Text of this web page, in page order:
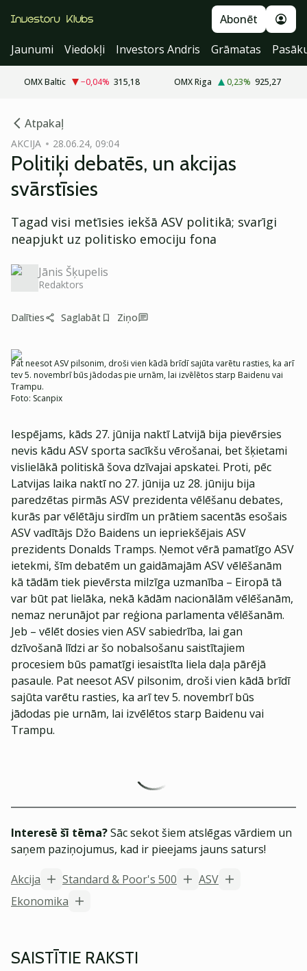
Abonēt
Jaunumi
Viedokļi Investors Andris Grāmatas
OMX Baltic −0,04% 315,18 OMX Riga 0,23% 925,27
Atpakaļ
AKCIJA 28.06.24, 09:04
Politiķi debatēs, un akcijas
svārstīsies
Tagad visi metīsies iekšā ASV politikā; svarīgi
neapjukt uz politisko emociju fona
Jānis Šķupelis
Redaktors
Dalīties Saglabāt Ziņo
Pat neesot ASV pilsonim, droši vien kādā brīdī sajūta varētu rasties, ka arī
tev 5. novembrī būs jādodas pie urnām, lai izvēlētos starp Baidenu vai
Trampu.
Foto: Scanpix
Iespējams, kāds 27. jūnija naktī Latvijā bija pievērsies
nevis kādu ASV sporta sacīkšu vērošanai, bet šķietami
vislielākā politiskā šova dzīvajai apskatei. Proti, pēc
Latvijas laika naktī no 27. jūnija uz 28. jūniju bija
paredzētas pirmās ASV prezidenta vēlēšanu debates,
kurās par vēlētāju sirdīm un prātiem sacentās esošais
ASV vadītājs Džo Baidens un iepriekšējais ASV
prezidents Donalds Tramps. Ņemot vērā pamatīgo ASV
ietekmi, šīm debatēm un gaidāmajām ASV vēlēšanām
kā tādām tiek pievērsta milzīga uzmanība – Eiropā tā
var būt pat lielāka, nekā kādām nacionālām vēlēšanām,
nemaz nerunājot par reģiona parlamenta vēlēšanām.
Jeb – vēlēt dosies vien ASV sabiedrība, lai gan
dzīvošanā līdzi ar šo nobalsošanu saistītajiem
procesiem būs pamatīgi iesaistīta liela daļa pārējā
pasaule. Pat neesot ASV pilsonim, droši vien kādā brīdī
sajūta varētu rasties, ka arī tev 5. novembrī būs
jādodas pie urnām, lai izvēlētos starp Baidenu vai
Trampu.
Interesē šī tēma?Sāc sekot šiem atslēgas vārdiem un
saņem paziņojumus, kad ir pieejams jauns saturs!
Akcija
Standard & Poor's 500
ASV
Ekonomika
SAISTĪTIE RAKSTI